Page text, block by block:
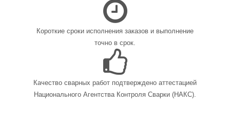
Короткие сроки исполнения заказов и выполнение
точно в срок.
Качество сварных работ подтверждено аттестацией
Национального Агентства Контроля Сварки (НАКС).